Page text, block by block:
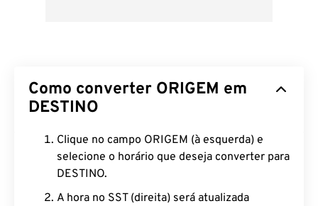
Como converter ORIGEM em
DESTINO
Clique no campo ORIGEM (à esquerda) e
selecione o horário que deseja converter para
DESTINO.
A hora no SST (direita) será atualizada